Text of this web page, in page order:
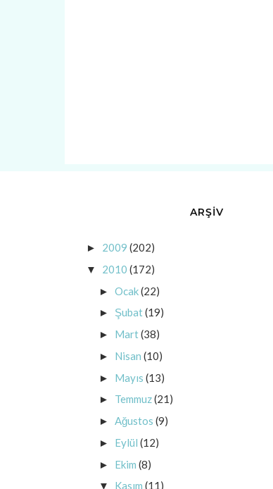
ARŞİV
► 2009 (202)
▼ 2010 (172)
► Ocak(22)
► Şubat(19)
► Mart(38)
► Nisan (10)
► Mayıs (13)
► Temmuz(21)
► Ağustos (9)
► Eylül (12)
► Ekim (8)
▼ Kasım (11)